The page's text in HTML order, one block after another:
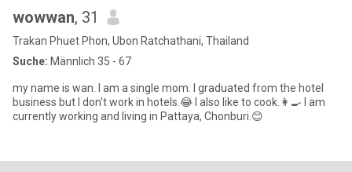
wowwan, 31
Trakan Phuet Phon, Ubon Ratchathani, Thailand
Suche: Männlich 35 - 67
my name is wan. I am a single mom. I graduated from the hotel
business but I don't work in hotels.😂 I also like to cook.👩‍🍳 I am
currently working and living in Pattaya, Chonburi.😊